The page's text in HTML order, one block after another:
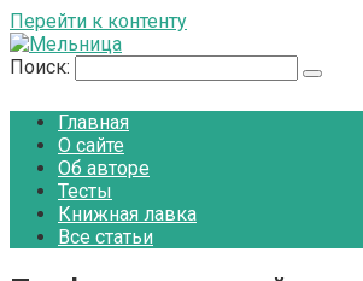
Перейти к контенту
Поиск:
Главная
О сайте
Об авторе
Тесты
Книжная лавка
Все статьи